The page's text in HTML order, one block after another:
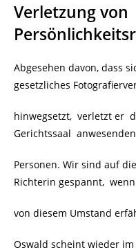
Verletzung von
Abgesehen davon, dass
gesetzliches
hinwegsetzt, verletzt er
Gerichtssaal anwesenden
Personen. Wir sind auf
Richterin gespannt,
von diesem Umstand
Oswald scheint wieder